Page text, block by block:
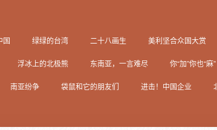
国 绿绿的台湾 二十八画生 美利坚合众国大赏
浮冰上的北极熊 东南亚，一言难尽 你“加”你也“麻”
南亚纷争 袋鼠和它的朋友们 进击！中国企业